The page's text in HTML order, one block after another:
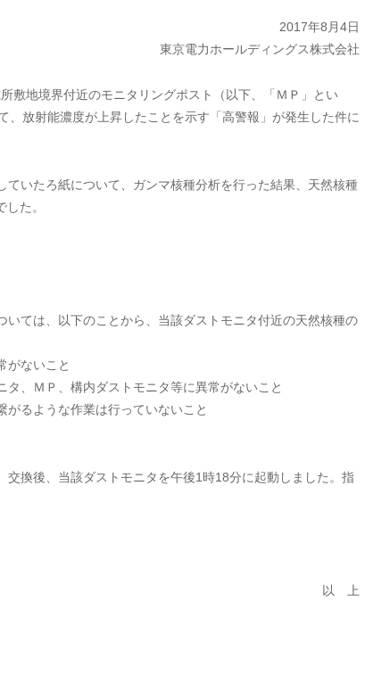
2017年8月4日
東京電力ホールディングス株式会社
敷地境界付近のモニタリングポスト（以下、「ＭＰ」とい
、放射能濃度が上昇したことを示す「高警報」が発生した件に
いたろ紙について、ガンマ核種分析を行った結果、天然核種
た。
ては、以下のことから、当該ダストモニタ付近の天然核種の
がないこと
、ＭＰ、構内ダストモニタ等に異常がないこと
るような作業は行っていないこと
換後、当該ダストモニタを午後1時18分に起動しました。指
以 上